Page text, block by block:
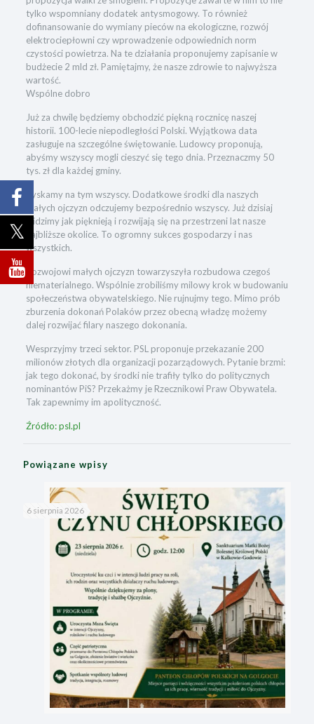
tylko wspomniany dodatek antysmogowy. To również
dofinansowanie do wymiany pieców na ekologiczne, rozwój
elektrociepłowni czy wprowadzenie odpowiednich norm
czystości powietrza. Na te działania proponujemy zapisanie w
budżecie 2 mld zł. Pamiętajmy, że nasze zdrowie to najwyższa
wartość.
Wspólne dobro
Już za chwilę będziemy obchodzić piękną rocznicę naszej
historii. 100-lecie niepodległości Polski. Wyjątkowa data
zasługuje na szczególne świętowanie. Ludowcy proponują,
abyśmy wszyscy mogli cieszyć się tego dnia. Przeznaczmy 50
tys. zł dla każdej gminy.
Zyskamy na tym wszyscy. Dodatkowe środki dla naszych
małych ojczyzn odczujemy bezpośrednio wszyscy. Już dzisiaj
widzimy jak pięknieją i rozwijają się na przestrzeni lat nasze
najbliższe okolice. To ogromny sukces gospodarzy i nas
wszystkich.
Rozwojowi małych ojczyzn towarzyszyła rozbudowa czegoś
niematerialnego. Wspólnie zrobiliśmy milowy krok w budowaniu
społeczeństwa obywatelskiego. Nie rujnujmy tego. Mimo prób
zburzenia dokonań Polaków przez obecną władzę możemy
dalej rozwijać filary naszego dokonania.
Wesprzyjmy trzeci sektor. PSL proponuje przekazanie 200
milionów złotych dla organizacji pozarządowych. Pytanie brzmi:
jak tego dokonać, by środki nie trafiły tylko do politycznych
nominantów PiS? Przekażmy je Rzecznikowi Praw Obywatela.
Tak zapewnimy im apolityczność.
Źródło: psl.pl
Powiązane wpisy
6 sierpnia 2026